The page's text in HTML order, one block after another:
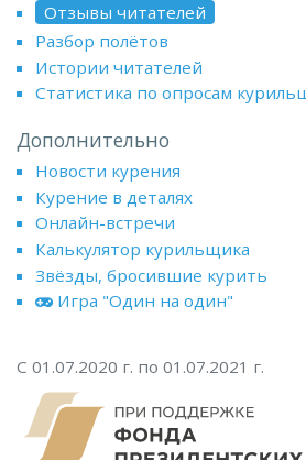
Отзывы читателей
Разбор полётов
Истории читателей
Статистика по опросам
Дополнительно
Новости курения
Курение в деталях
Онлайн-встречи
Калькулятор курильщика
Звёзды, бросившие курить
Игра "Один на один"
С 01.07.2020 г. по 01.07.2021 г.